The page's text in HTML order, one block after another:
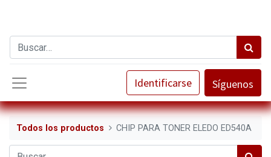
Identificarse Síguenos
Todos los productos CHIP PARA TONER ELEDO ED540A